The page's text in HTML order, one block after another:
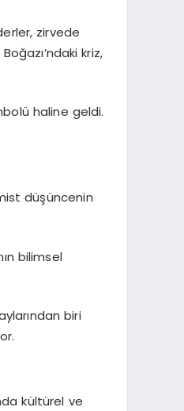
zirvede
kriz,
haline geldi.
düşüncenin
bilimsel
biri
kültürel ve